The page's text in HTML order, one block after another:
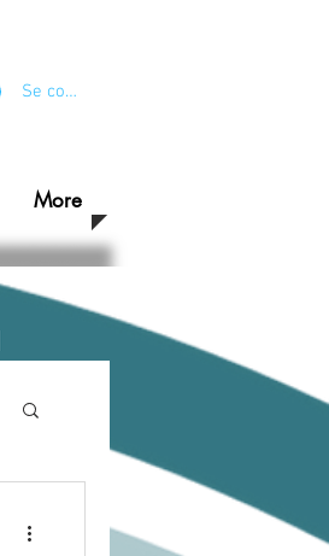
Se connecter
More